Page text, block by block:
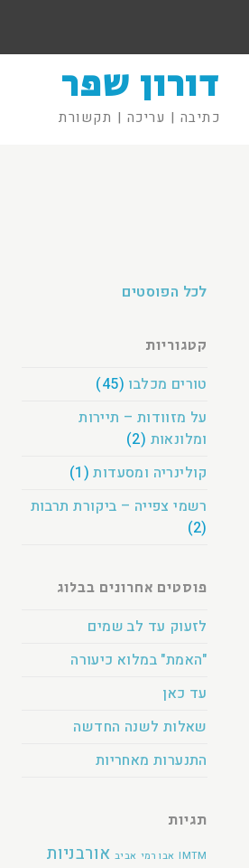
דורון שפר
כתיבה | עריכה | תקשורת
לכל הפוסטים
קטגוריות
טורים מכלבו (45)
על מזוודות – תיירות
ומלונאות (2)
קולינריה ומסעדות (1)
רשמי צפייה – ביקורת תרבות
(2)
פוסטים אחרונים בבלוג
לזעוק עד לב שמים
"האמת" במלוא כיעורה
עד כאן
שאלות לשנה החדשה
התנערות מאחריות
תגיות
IMTM אבו רמי אביב אורבניות